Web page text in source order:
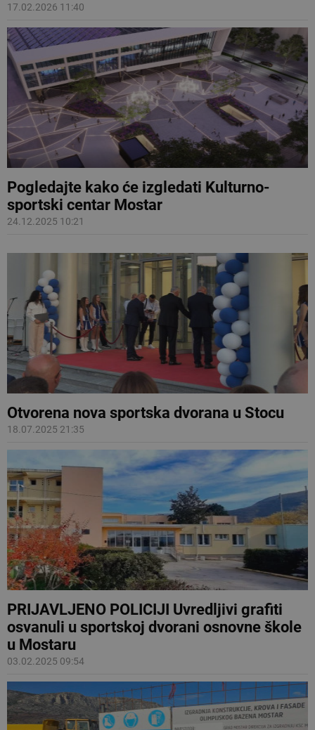
17.02.2026 11:40
Pogledajte kako će izgledati Kulturno-
sportski centar Mostar
24.12.2025 10:21
Otvorena nova sportska dvorana u Stocu
18.07.2025 21:35
PRIJAVLJENO POLICIJI Uvredljivi grafiti
osvanuli u sportskoj dvorani osnovne škole
u Mostaru
03.02.2025 09:54